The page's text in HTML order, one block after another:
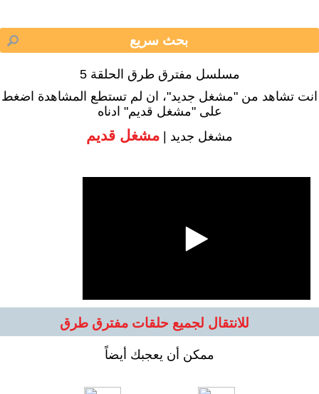
مسلسل مفترق طرق الحلقة 5
انت تشاهد من "مشغل جديد"، ان لم تستطع المشاهدة اضغط
على "مشغل قديم" ادناه
مشغل جديد | مشغل قديم
للانتقال لجميع حلقات مفترق طرق
ممكن أن يعجبك أيضاً